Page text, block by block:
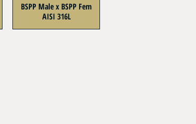
BSPP Male x BSPP Fem
AISI 316L